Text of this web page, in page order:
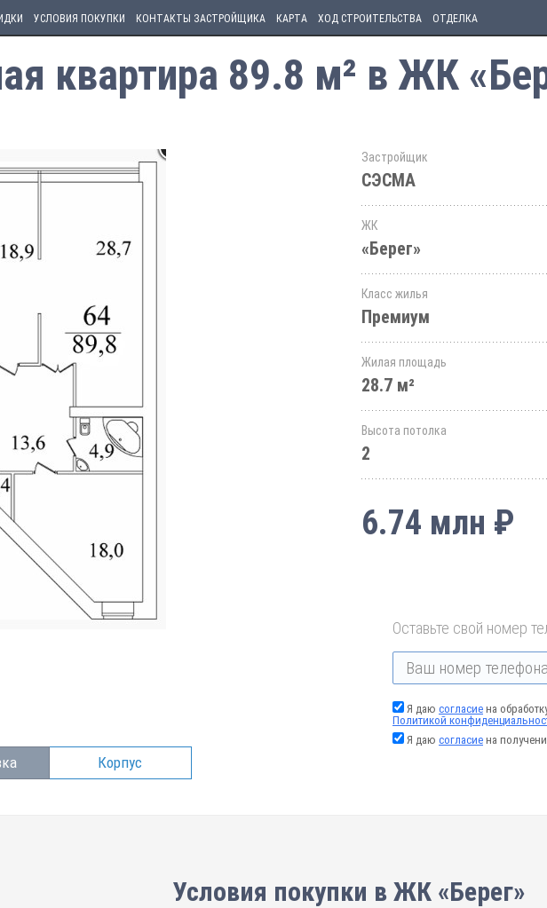
УСЛОВИЯ ПОКУПКИ КОНТАКТЫ ЗАСТРОЙЩИКА КАРТА ХОД СТРОИТЕЛЬСТВА ОТДЕЛКА
квартира 89.8 м² в ЖК
Корпус
Застройщик
СЭСМА
ЖК
«Берег»
Класс жилья
Премиум
Жилая площадь
28.7 м²
Высота потолка
2
6.74 млн ₽
Оставьте свой номер
Я даю согласие на
Политикой
Я даю согласие на
Условия покупки в ЖК «Берег»